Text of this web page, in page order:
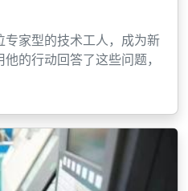
家型的技术工人，成为新
的行动回答了这些问题，